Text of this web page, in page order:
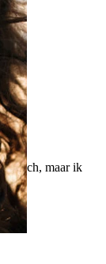
maar ik